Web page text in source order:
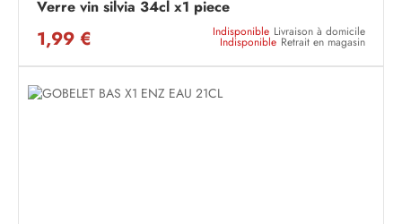
Verre vin silvia 34cl x1 piece
1,99 € Indisponible Livraison à domicile
Indisponible Retrait en magasin